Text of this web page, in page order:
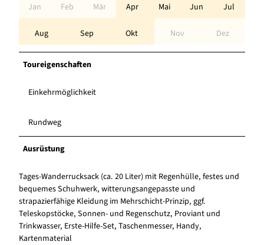
Jan Feb Mär Apr Mai Jun Jul
Aug Sep Okt Nov Dez
Toureigenschaften
Einkehrmöglichkeit
Rundweg
Ausrüstung
Tages-Wanderrucksack (ca. 20 Liter) mit Regenhülle, festes und
bequemes Schuhwerk, witterungsangepasste und
strapazierfähige Kleidung im Mehrschicht-Prinzip, ggf.
Teleskopstöcke, Sonnen- und Regenschutz, Proviant und
Trinkwasser, Erste-Hilfe-Set, Taschenmesser, Handy,
Kartenmaterial